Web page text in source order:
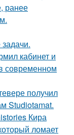
ранее
кабинет и
современном
получил
Studiotamat.
Кира
ломает